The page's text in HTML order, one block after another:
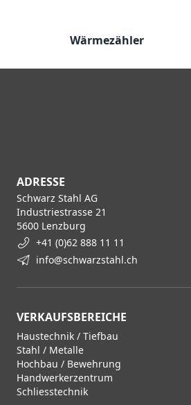
Wärmezähler
ADRESSE
Schwarz Stahl AG
Industriestrasse 21
5600 Lenzburg
+41 (0)62 888 11 11
info@schwarzstahl.ch
VERKAUFSBEREICHE
Haustechnik / Tiefbau
Stahl / Metalle
Hochbau / Bewehrung
Handwerkerzentrum
Schliesstechnik